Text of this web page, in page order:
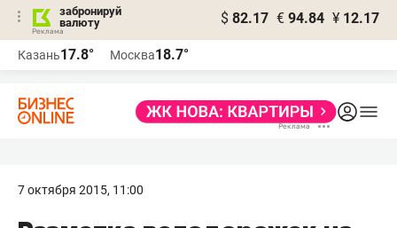
забронируй
валюту
$ 82.17 € 94.84 ¥ 12.17
Казань17.8° Москва18.7°
7 октября 2015, 11:00